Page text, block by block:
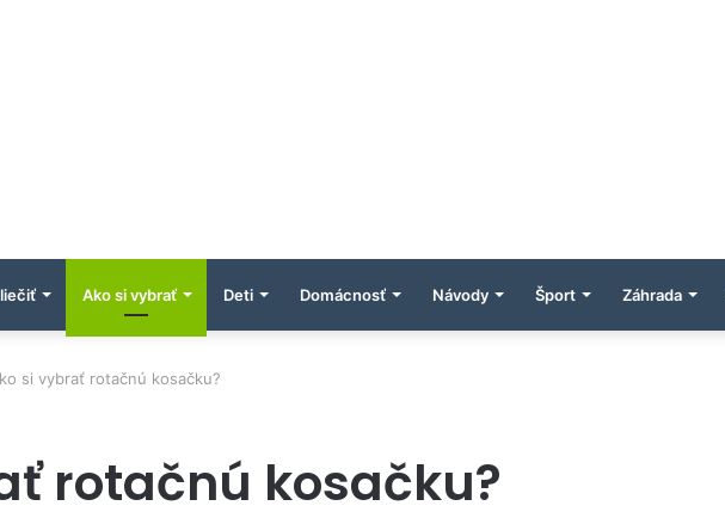
Ako si vybrať Deti Domácnosť Návody Šport Záhrada
si vybrať rotačnú kosačku?
rotačnú kosačku?